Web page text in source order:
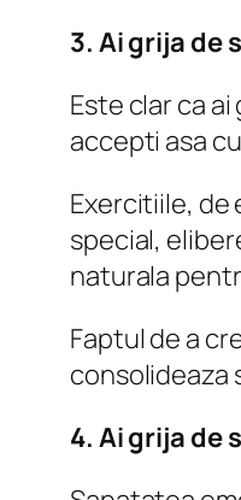
3. Ai grija de
Este clar ca
accepti asa
Exercitiile, de
special,
naturala
Faptul de a
consolideaza
4. Ai grija de